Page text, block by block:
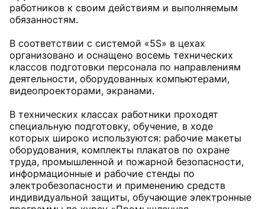
работников к своим действиям и выполняемым
обязанностям.
В соответствии с системой «5S» в цехах
организовано и оснащено восемь технических
классов подготовки персонала по направлениям
деятельности, оборудованных компьютерами,
видеопроекторами, экранами.
В технических классах работники проходят
специальную подготовку, обучение, в ходе
которых широко используются: рабочие макеты
оборудования, комплекты плакатов по охране
труда, промышленной и пожарной безопасности,
информационные и рабочие стенды по
электробезопасности и применению средств
индивидуальной защиты, обучающие электронные